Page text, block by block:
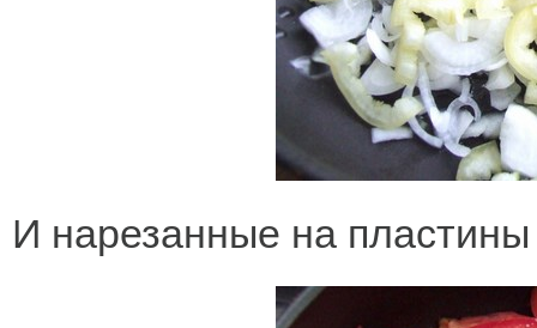
И нарезанные на